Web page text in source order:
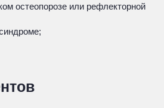
остеопорозе или рефлекторной